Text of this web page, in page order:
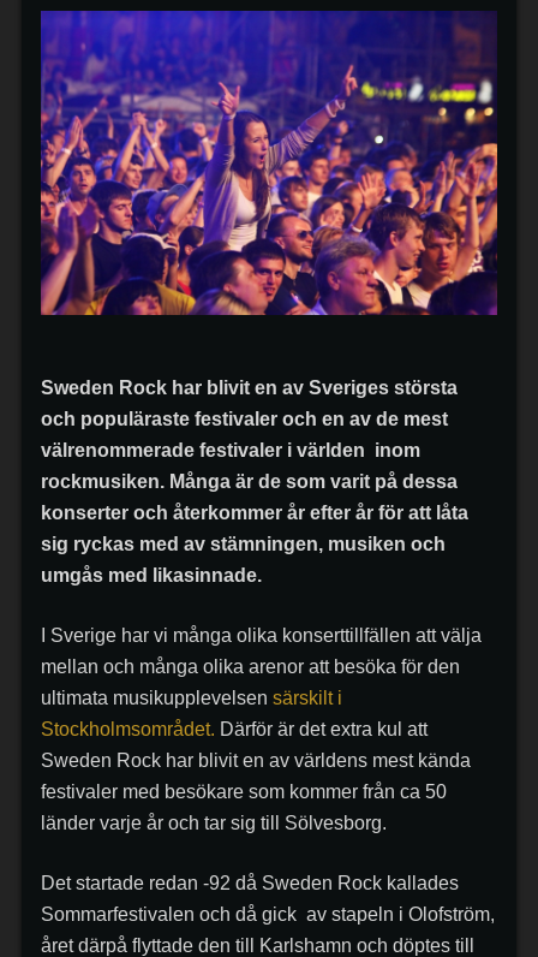
Sweden Rock har blivit en av Sveriges största
och populäraste festivaler och en av de mest
välrenommerade festivaler i världen inom
rockmusiken. Många är de som varit på dessa
konserter och återkommer år efter år för att låta
sig ryckas med av stämningen, musiken och
umgås med likasinnade.
I Sverige har vi många olika konserttillfällen att välja
mellan och många olika arenor att besöka för den
ultimata musikupplevelsensärskilt i
Stockholmsområdet. Därför är det extra kul att
Sweden Rock har blivit en av världens mest kända
festivaler med besökare som kommer från ca 50
länder varje år och tar sig till Sölvesborg.
Det startade redan -92 då Sweden Rock kallades
Sommarfestivalen och då gick av stapeln i Olofström,
året därpå flyttade den till Karlshamn och döptes till